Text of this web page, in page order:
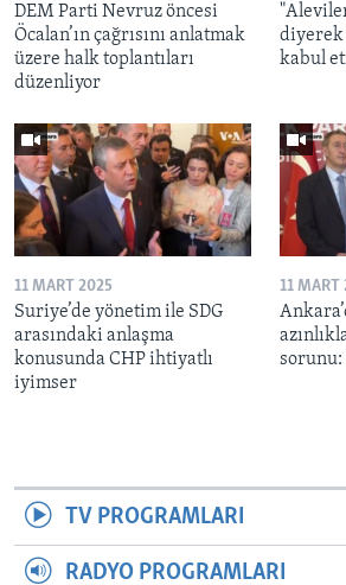
DEM Parti Nevruz öncesi
Öcalan’ın çağrısını anlatmak
üzere halk toplantıları
düzenliyor
diyerek
kabul
11 MART 2025
Suriye’de yönetim ile SDG
arasındaki anlaşma
konusunda CHP ihtiyatlı
iyimser
11 MART
sorunu:
TV PROGRAMLARI
RADYO PROGRAMLARI